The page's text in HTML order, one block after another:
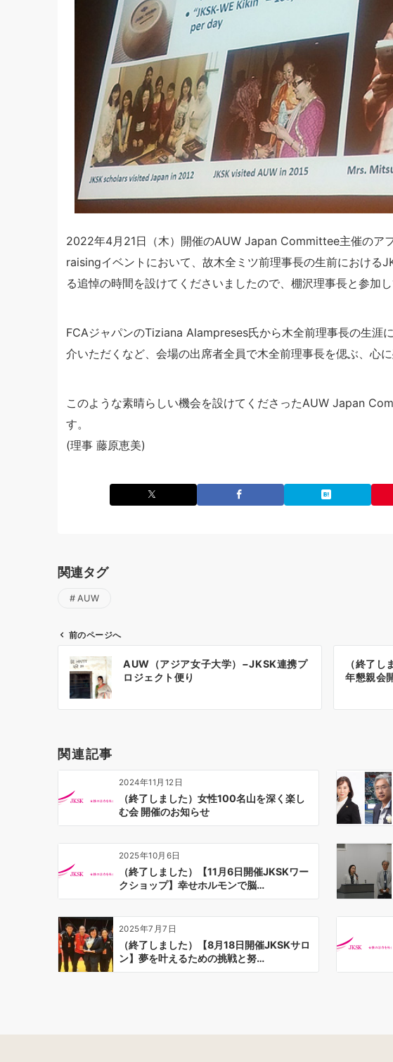
2022年4月21日（木）開催のAUW Japan Committee主催のア
raisingイベントにおいて、故木全ミツ前理事長の生前における
る追悼の時間を設けてくださいましたので、棚沢理事長と参加し
FCAジャパンのTiziana Alampreses氏から木全前理事長の生涯
介いただくなど、会場の出席者全員で木全前理事長を偲ぶ、心に
このような素晴らしい機会を設けてくださったAUW Japan
す。
(理事 藤原恵美)
関連タグ
AUW
シ
ン
前のページへ
AUW（アジア女子大学）−JKSK連携プ
ロジェクト便り
（終了
年懇親会
関連記事
2024年11月12日
（終了しました）女性100名山を深く楽し
む会 開催のお知らせ
2025年10月6日
（終了しました）【11月6日開催JKSKワー
クショップ】幸せホルモンで脳…
2025年7月7日
（終了しました）【8月18日開催JKSKサロ
ン】夢を叶えるための挑戦と努…